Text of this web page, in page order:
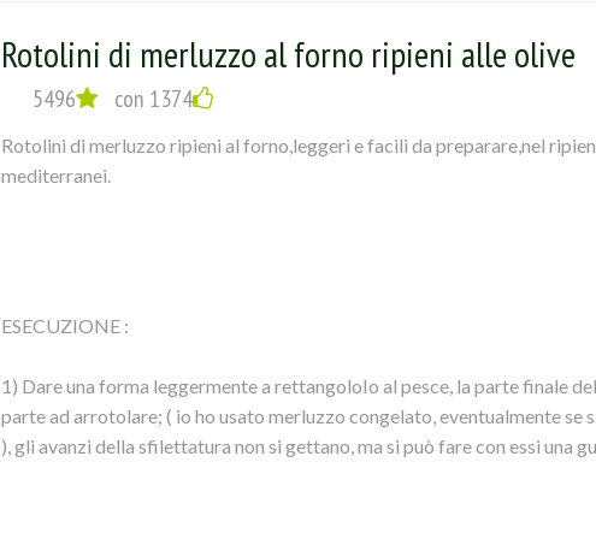
Rotolini di merluzzo al forno ripieni alle olive
5496 con 1374
Rotolini di merluzzo ripieni al forno,leggeri e facili da preparare,nel
mediterranei.
ESECUZIONE :
1) Dare una forma leggermente a rettangoloIo al pesce, la parte finale
parte ad arrotolare; ( io ho usato merluzzo congelato, eventualmente se
), gli avanzi della sfilettatura non si gettano, ma si può fare con essi una